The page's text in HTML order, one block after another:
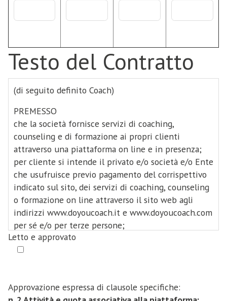
Testo del Contratto
(di seguito definito Coach)
PREMESSO
che la società fornisce servizi di coaching,
counseling e di formazione ai propri clienti
attraverso una piattaforma on line e in presenza;
per cliente si intende il privato e/o società e/o Ente
che usufruisce previo pagamento del corrispettivo
indicato sul sito, dei servizi di coaching, counseling
o formazione on line attraverso il sito web agli
indirizzi www.doyoucoach.it e www.doyoucoach.com
per sé e/o per terze persone;
che la società svolge la sua attività in via
continuativa, avvalendosi della collaborazione di
delle persone e che siano associati alla piattaforma
Letto e approvato
Approvazione espressa di clausole specifiche: